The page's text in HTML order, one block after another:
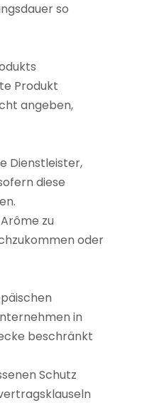
so
Produkt
angeben,
Dienstleister,
diese
zu
oder
in
beschränkt
Schutz